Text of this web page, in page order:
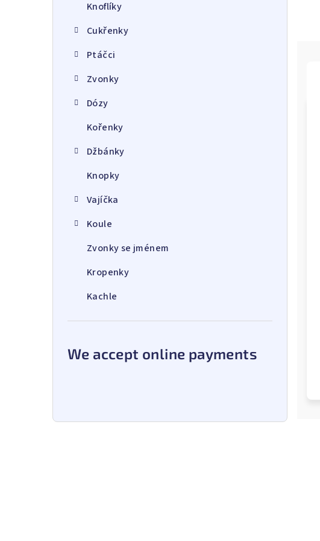
Knoflíky
Cukřenky
Ptáčci
Zvonky
Dózy
Kořenky
Džbánky
Knopky
Vajíčka
Koule
Zvonky se jménem
Kropenky
Kachle
We accept online payments